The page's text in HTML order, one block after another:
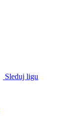
Sleduj ligu